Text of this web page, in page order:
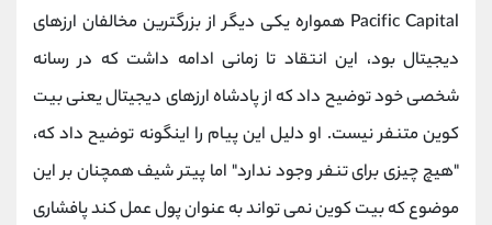
Pacific Capital همواره یکی دیگر از بزرگترین مخالفان ارزهای
دیجیتال بود، این انتقاد تا زمانی ادامه داشت که در رسانه
شخصی خود توضیح داد که از پادشاه ارزهای دیجیتال یعنی بیت
کوین متنفر نیست. او دلیل این پیام را اینگونه توضیح داد که،
"هیچ چیزی برای تنفر وجود ندارد" اما پیتر شیف همچنان بر این
موضوع که بیت کوین نمی تواند به عنوان پول عمل کند پافشاری